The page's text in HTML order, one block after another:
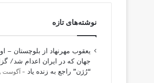
نوشته‌های تازه
یعقوب مهرنهاد از بلوچستان –
جهان که در ایران اعدام شد/
“رُژن” راجع به زنده یاد
آگوست 4, 2026